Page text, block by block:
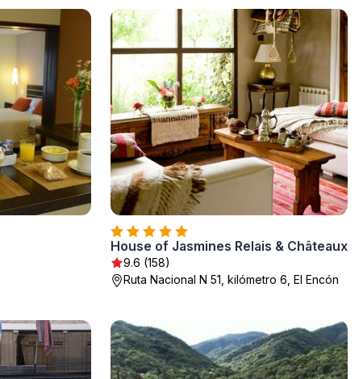
House of Jasmines Relais & Châteaux
9.6 (158)
Ruta Nacional N 51, kilómetro 6, El Encón